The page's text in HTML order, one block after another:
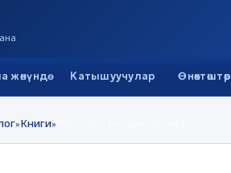
жөнүндө Катышуучулар Өнөктөштөр
»Книги»